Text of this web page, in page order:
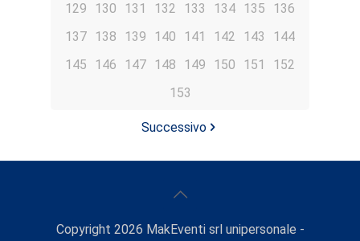
129
130 131 132 133 134 135
136
137 138 139 140 141 142 143
144
145
146 147 148 149 150 151
152
153
Successivo
Copyright 2026 MakEventi srl unipersonale -